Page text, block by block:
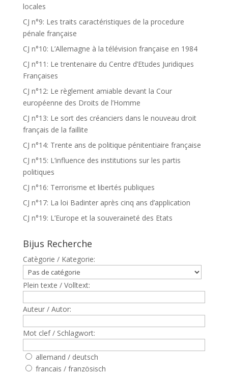
locales
CJ n°9: Les traits caractéristiques de la procedure
pénale française
CJ n°10: L’Allemagne à la télévision française en 1984
CJ n°11: Le trentenaire du Centre d’Etudes Juridiques
Françaises
CJ n°12: Le règlement amiable devant la Cour
européenne des Droits de l’Homme
CJ n°13: Le sort des créanciers dans le nouveau droit
français de la faillite
CJ n°14: Trente ans de politique pénitentiaire française
CJ n°15: L’influence des institutions sur les partis
politiques
CJ n°16: Terrorisme et libertés publiques
CJ n°17: La loi Badinter après cinq ans d’application
CJ n°19: L’Europe et la souveraineté des Etats
Bijus Recherche
Catègorie / Kategorie:
Plein texte / Volltext:
Auteur / Autor:
Mot clef / Schlagwort:
allemand / deutsch
francais / französisch